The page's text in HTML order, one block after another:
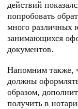
действий
попробовать
много различных
занимающихся
документов.
Напомним также,
должны
образом,
получить в